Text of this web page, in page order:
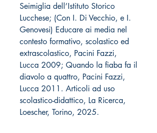
Seimiglia dell’Istituto Storico
Lucchese; (Con I. Di Vecchio, e I.
Genovesi) Educare ai media nel
contesto formativo, scolastico ed
extrascolastico, Pacini Fazzi,
Lucca 2009; Quando la fiaba fa il
diavolo a quattro, Pacini Fazzi,
Lucca 2011. Articoli ad uso
scolastico-didattico, La Ricerca,
Loescher, Torino, 2025.